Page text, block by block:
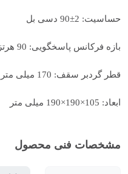
حساسیت: 2±90 دسی بل
بازه فرکانس پاسخگویی: 90 هرتز تا 20 کیلو هرتز
قطر گردبر سقف: 170 میلی متر
ابعاد: 105×190×190 میلی متر
مشخصات فنی محصول